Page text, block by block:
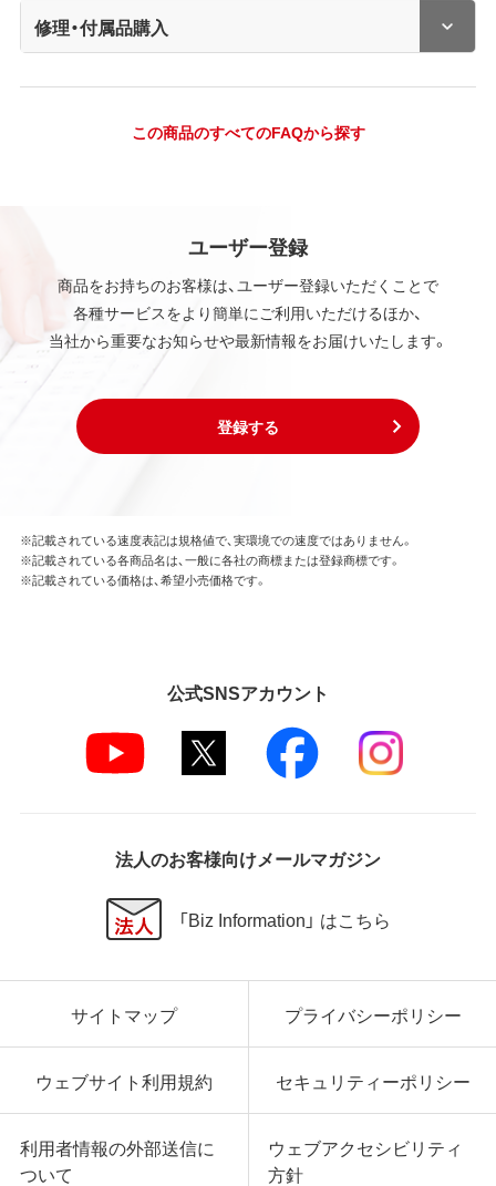
修理・付属品購入
この商品のすべてのFAQから探す
ユーザー登録
商品をお持ちのお客様は、ユーザー登録いただくことで
各種サービスをより簡単にご利用いただけるほか、
当社から重要なお知らせや最新情報をお届けいたします。
登録する
※記載されている速度表記は規格値で、実環境での速度ではありません。
※記載されている各商品名は、一般に各社の商標または登録商標です。
※記載されている価格は、希望小売価格です。
公式SNSアカウント
法人のお客様向けメールマガジン
「Biz Information」 はこちら
サイトマップ プライバシーポリシー
ウェブサイト利用規約 セキュリティーポリシー
利用者情報の外部送信に
ついて
ウェブアクセシビリティ
方針